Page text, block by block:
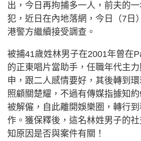
出，今日再拘捕多一人，前夫的
犯，近日在內地落網，今日（7日
港警方繼續接受調查。
被捕41歲姓林男子在2001年曾在
的正東唱片當助手，任職年代主
申，跟二人感情要好，其後轉到
照顧關楚耀，不過有傳媒指據知
被解僱，自此離開娛樂圈，轉行
作。獲保釋後，這名林姓男子的
知原因是否與案件有關！